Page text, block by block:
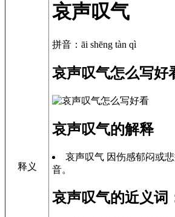
释义
哀声叹气
拼音：āi shēng tàn qì
哀声叹气怎么写好
哀声叹气的解释
哀声叹气 因伤感郁闷或
音。
哀声叹气的近义词